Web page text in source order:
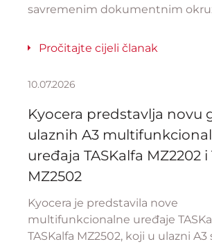
savremenim dokumentnim
Pročitajte cijeli članak
10.07.2026
Kyocera predstavlja novu
ulaznih A3
uređaja TASKalfa MZ2202 i
MZ2502
Kyocera je predstavila nove
multifunkcionalne uređaje
TASKalfa MZ2502, koji u ulazni